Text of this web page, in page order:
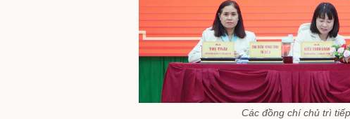
Các đồng chí chủ trì